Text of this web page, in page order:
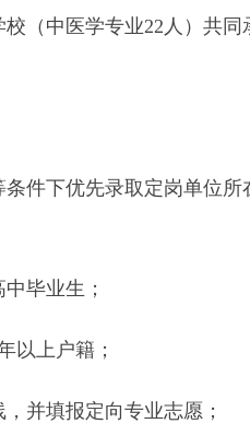
（中医学专业22人）共同
下优先录取定岗单位所
毕业生；
上户籍；
并填报定向专业志愿；